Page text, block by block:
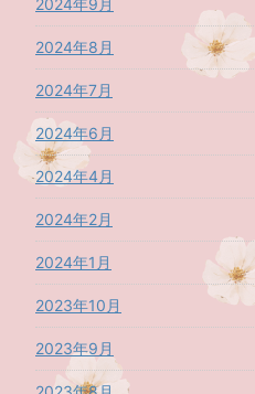
2024年9月
2024年8月
2024年7月
2024年6月
2024年4月
2024年2月
2024年1月
2023年10月
2023年9月